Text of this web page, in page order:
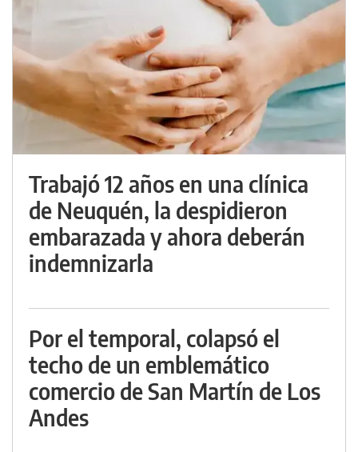
Trabajó 12 años en una clínica
de Neuquén, la despidieron
embarazada y ahora deberán
indemnizarla
Por el temporal, colapsó el
techo de un emblemático
comercio de San Martín de Los
Andes